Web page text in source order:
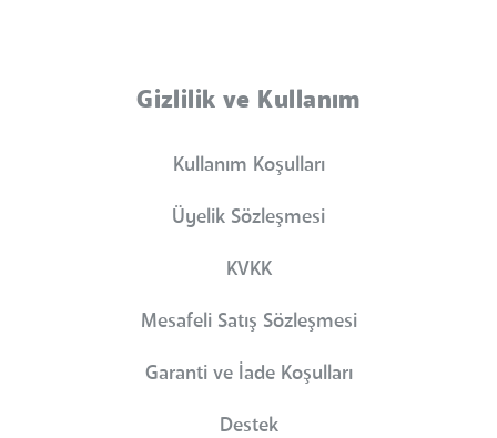
Gizlilik ve Kullanım
Kullanım Koşulları
Üyelik Sözleşmesi
KVKK
Mesafeli Satış Sözleşmesi
Garanti ve İade Koşulları
Destek